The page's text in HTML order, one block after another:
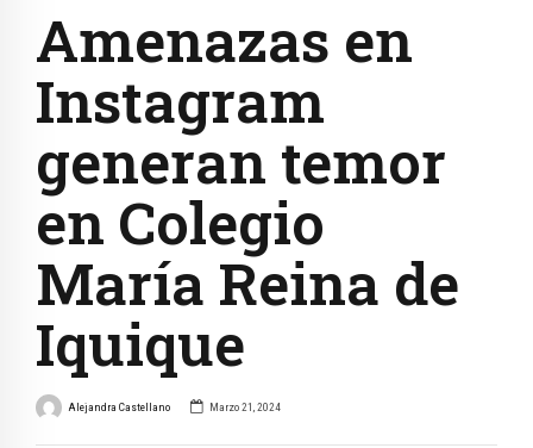
Amenazas en
Instagram
generan temor
en Colegio
María Reina de
Iquique
Alejandra Castellano Marzo 21, 2024